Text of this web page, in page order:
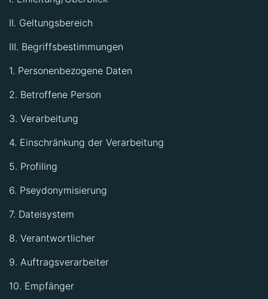
II. Geltungsbereich
III. Begriffsbestimmungen
1. Personenbezogene Daten
2. Betroffene Person
3. Verarbeitung
4. Einschränkung der Verarbeitung
5. Profiling
6. Pseydonymisierung
7. Dateisystem
8. Verantwortlicher
9. Auftragsverarbeiter
10. Empfänger